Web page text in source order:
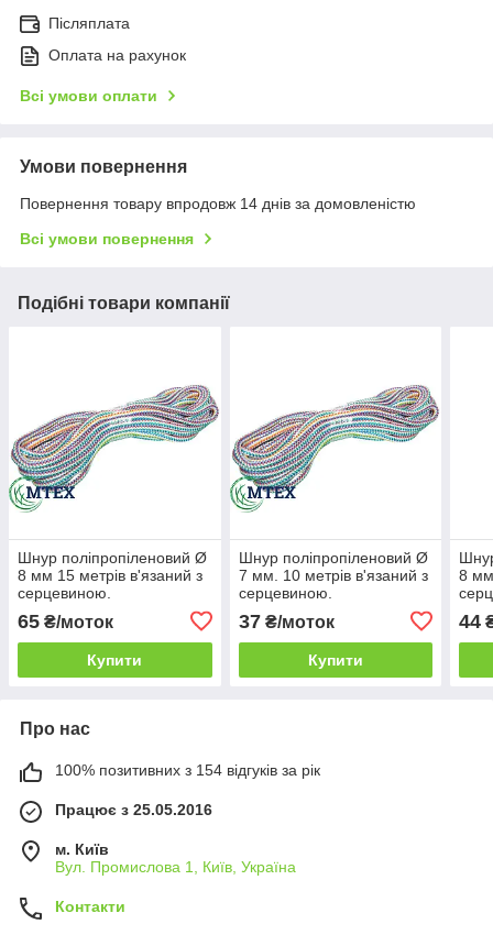
Післяплата
Оплата на рахунок
Всі умови оплати
Умови повернення
Повернення товару впродовж 14 днів за домовленістю
Всі умови повернення
Подібні товари компанії
Шнур поліпропіленовий Ø
8 мм 15 метрів в'язаний з
серцевиною.
65 ₴/моток
Купити
Шнур поліпропіленовий Ø
7 мм. 10 метрів в'язаний з
серцевиною.
37₴/моток
Купити
8 мм
44
Про нас
100% позитивних з 154 відгуків за рік
Працює з 25.05.2016
м. Київ
Вул. Промислова 1, Київ, Україна
Контакти